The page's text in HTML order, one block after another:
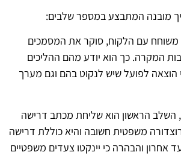
מובנה המתבצע במספר שלבים:
משוחח עם הלקוח, סוקר את המסמכים
המקרה. כך הוא יודע מהם ההליכים
הוצאה לפועל שיש לנקוט בהם וגם מערך
השלב הראשון הוא שליחת מכתב דרישה
משפטית חשובה והיא כוללת דרישה
אחרון והבהרה כי יינקטו צעדים משפטיים